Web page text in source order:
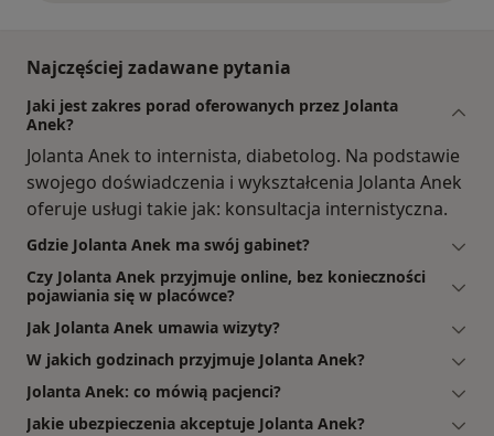
Najczęściej zadawane pytania
Jaki jest zakres porad oferowanych przez Jolanta
Anek?
Jolanta Anek to internista, diabetolog. Na podstawie
swojego doświadczenia i wykształcenia Jolanta Anek
oferuje usługi takie jak: konsultacja internistyczna.
Gdzie Jolanta Anek ma swój gabinet?
Czy Jolanta Anek przyjmuje online, bez konieczności
pojawiania się w placówce?
Jak Jolanta Anek umawia wizyty?
W jakich godzinach przyjmuje Jolanta Anek?
Jolanta Anek: co mówią pacjenci?
Jakie ubezpieczenia akceptuje Jolanta Anek?